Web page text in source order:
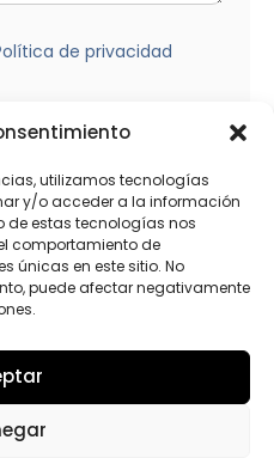
utilizamos tecnologías
y/o acceder a la información
de estas tecnologías nos
comportamiento de
únicas en este sitio. No
puede afectar negativamente
de privacidad